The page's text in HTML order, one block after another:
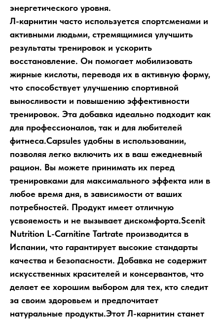
энергетического уровня.
Л-карнитин часто используется спортсменами и
активными людьми, стремящимися улучшить
результаты тренировок и ускорить
восстановление. Он помогает мобилизовать
жирные кислоты, переводя их в активную форму,
что способствует улучшению спортивной
выносливости и повышению эффективности
тренировок. Эта добавка идеально подходит как
для профессионалов, так и для любителей
фитнеса.Capsules удобны в использовании,
позволяя легко включить их в ваш ежедневный
рацион. Вы можете принимать их перед
тренировками для максимального эффекта или в
любое время дня, в зависимости от ваших
потребностей. Продукт имеет отличную
усвояемость и не вызывает дискомфорта.Scenit
Nutrition L-Carnitine Tartrate производится в
Испании, что гарантирует высокие стандарты
качества и безопасности. Добавка не содержит
искусственных красителей и консервантов, что
делает ее хорошим выбором для тех, кто следит
за своим здоровьем и предпочитает
натуральные продукты.Этот Л-карнитин станет